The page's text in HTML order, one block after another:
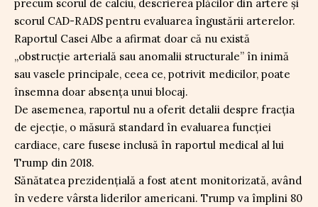
precum scorul de calciu, descrierea plăcilor din artere și
scorul CAD-RADS pentru evaluarea îngustării arterelor.
Raportul Casei Albe a afirmat doar că nu există
„obstrucție arterială sau anomalii structurale” în inimă
sau vasele principale, ceea ce, potrivit medicilor, poate
însemna doar absența unui blocaj.
De asemenea, raportul nu a oferit detalii despre fracția
de ejecție, o măsură standard în evaluarea funcției
cardiace, care fusese inclusă în raportul medical al lui
Trump din 2018.
Sănătatea prezidențială a fost atent monitorizată, având
în vedere vârsta liderilor americani. Trump va împlini 80